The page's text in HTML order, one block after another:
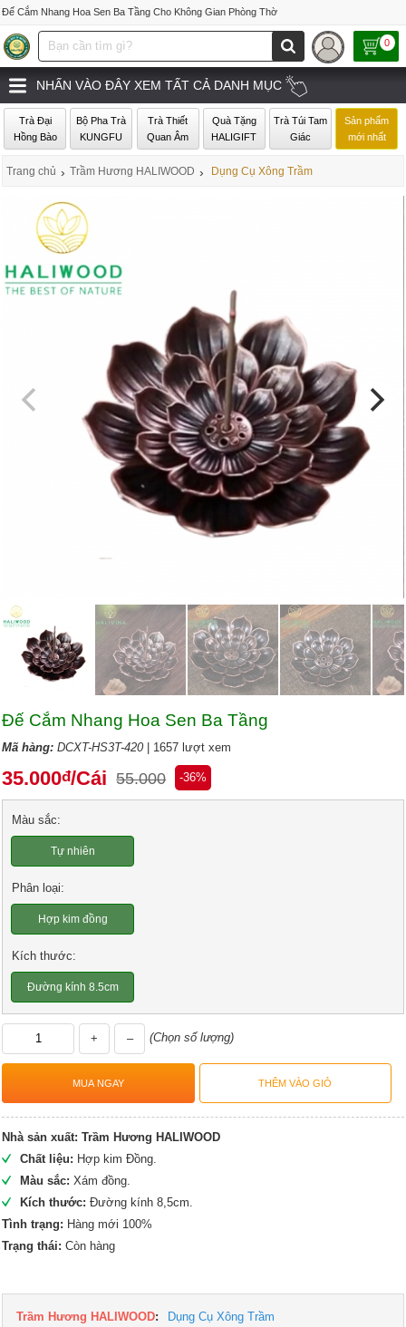
Đế Cắm Nhang Hoa Sen Ba Tầng Cho Không Gian Phòng Thờ
0
NHẤN VÀO ĐÂY XEM TẤT CẢ DANH MỤC
Trà Đại
Hồng Bào
Bộ Pha Trà
KUNGFU
Trà Thiết
Quan Âm
Quà Tặng
HALIGIFT
Trà Túi Tam
Giác
Sản phẩm
mới nhất
Trang chủ › Trầm Hương HALIWOOD › Dụng Cụ Xông Trầm
Đế Cắm Nhang Hoa Sen Ba Tầng
Mã hàng:DCXT-HS3T-420 | 1657 lượt xem
35.000đ/Cái 55.000 -36%
Màu sắc:
Tự nhiên
Phân loại:
Hợp kim đồng
Kích thước:
Đường kính 8.5cm
+ – (Chọn số lượng)
Nhà sản xuất: Trầm Hương HALIWOOD
Chất liệu: Hợp kim Đồng.
Màu sắc:Xám đồng.
Kích thước: Đường kính 8,5cm.
Tình trạng: Hàng mới 100%
Trạng thái:Còn hàng
Trầm Hương HALIWOOD: Dụng Cụ Xông Trầm